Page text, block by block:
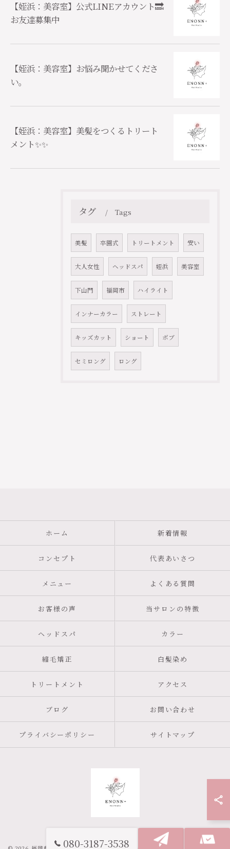
【姪浜：美容室】公式LINEアカウント🔜
お友達募集中
【姪浜：美容室】お悩み聞かせてくださ
い。
【姪浜：美容室】美髪をつくるトリート
メント✨✨
タグ Tags
美髪 卒園式 トリートメント 安い
大人女性 ヘッドスパ 姪浜 美容室
下山門 福岡市 ハイライト
インナーカラー ストレート
キッズカット ショート ボブ
セミロング ロング
080-3187-3538
ホーム 新着情報
コンセプト 代表あいさつ
メニュー よくある質問
お客様の声 当サロンの特徴
ヘッドスパ カラー
縮毛矯正 白髪染め
トリートメント アクセス
ブログ お問い合わせ
プライバシーポリシー サイトマップ
ご予約はこちら